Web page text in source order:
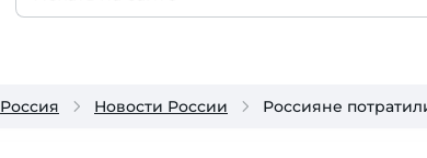
Россия Новости России Россияне